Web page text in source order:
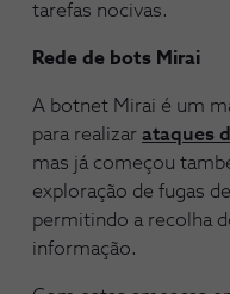
tarefas nocivas.
Rede de bots Mirai
A botnet Mirai é um
para realizar ataques
mas já começou
exploração de fugas
permitindo a recolha
informação.